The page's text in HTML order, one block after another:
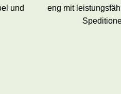
und
eng mit